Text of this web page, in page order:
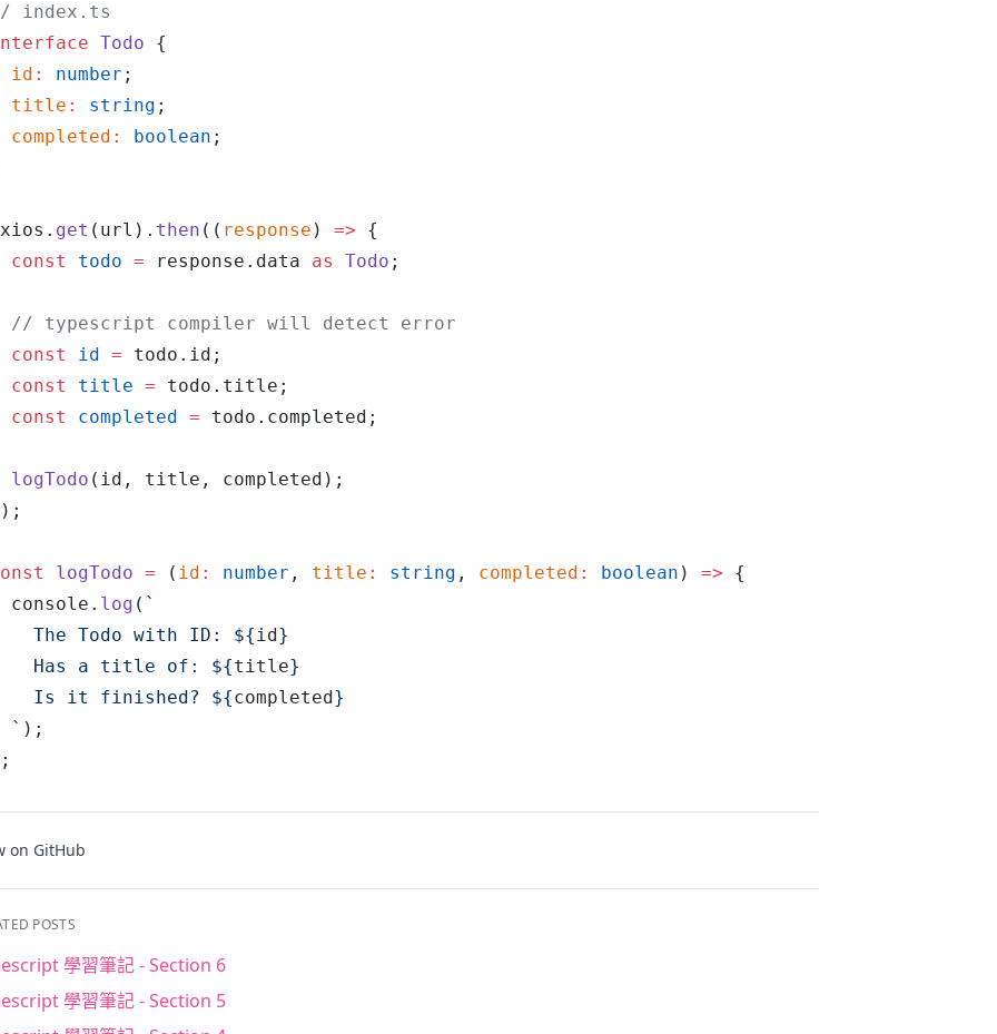
index.ts
Todo {
id
: number ;
title
: string ;
completed
: boolean ;
. get ( url ). then (( response ) => {
const
todo = response . data as Todo ;
// typescript compiler will detect error
const
id = todo . id ;
const
title = todo . title ;
const
completed = todo . completed ;
logTodo
( id , title , completed );
logTodo = ( id : number , title : string , completed : boolean ) => {
console
. log ( `
The Todo with ID:
${id}
Has a title of:
${title}
Is it finished?
${completed}
`
);
on GitHub
POSTS
學習筆記 - Section 6
學習筆記 - Section 5